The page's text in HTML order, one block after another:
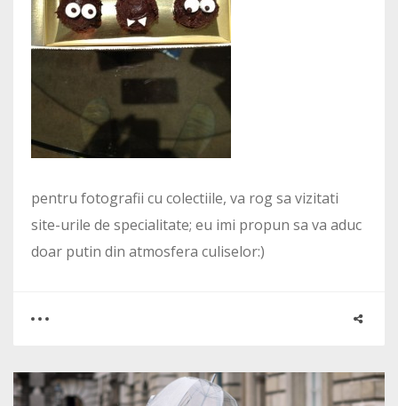
pentru fotografii cu colectiile, va rog sa vizitati
site-urile de specialitate; eu imi propun sa va aduc
doar putin din atmosfera culiselor:)